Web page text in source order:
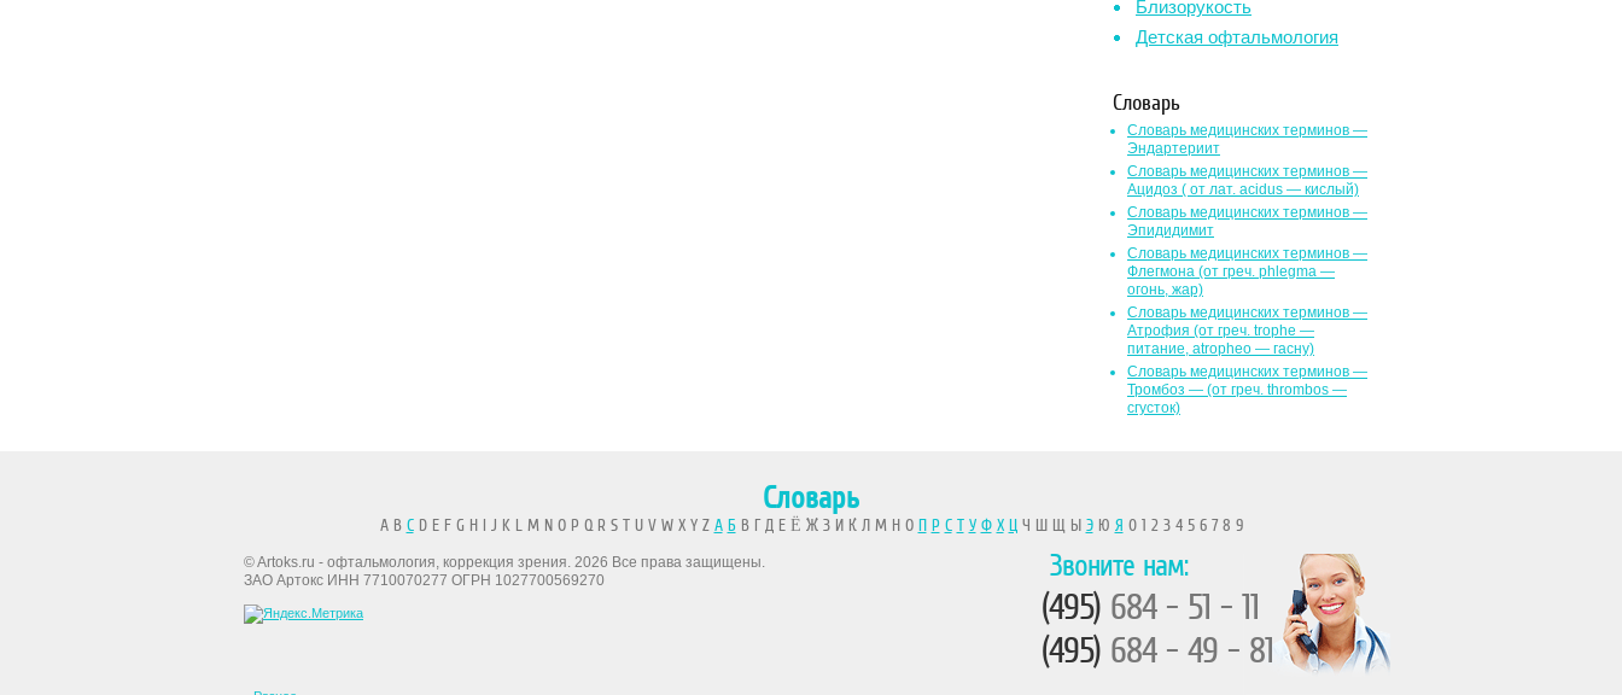
Близорукость
Детская офтальмология
Словарь
Словарь медицинских терминов —
Эндартериит
Словарь медицинских терминов —
Ацидоз ( от лат. асidus — кислый)
Словарь медицинских терминов —
Эпидидимит
Словарь медицинских терминов —
Флегмона (от гpeч. phlegma —
огонь, жар)
Словарь медицинских терминов —
Атрофия (от греч. trophe —
питание, atropheo — гасну)
Словарь медицинских терминов —
Тромбоз — (от греч. thrombos —
сгусток)
Словарь
A B CD E F G H I J K L M N O P Q R S T U V W X Y Z А БВ Г Д Е Ё Ж З И К Л М Н О П Р С Т У Ф Х ЦЧ Ш Щ Ы ЭЮ Я 0 1 2 3 4 5 6 7 8 9
© Artoks.ru - офтальмология, коррекция зрения. 2026 Все права защищены.
ЗАО Артокс ИНН 7710070277 ОГРН 1027700569270
Звоните нам:
(495) 684 - 51 - 11
(495) 684 - 49 - 81